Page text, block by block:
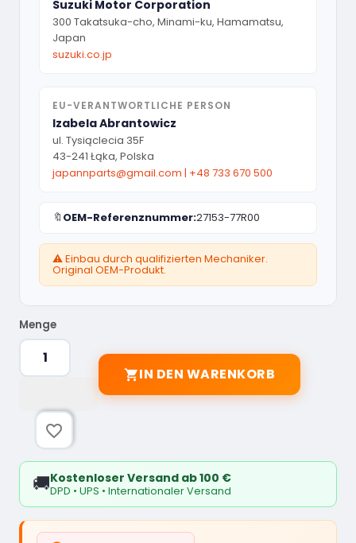
Suzuki Motor Corporation
300 Takatsuka-cho, Minami-ku, Hamamatsu,
Japan
suzuki.co.jp
EU-VERANTWORTLICHE PERSON
Izabela Abrantowicz
ul. Tysiąclecia 35F
43-241 Łąka, Polska
japannparts@gmail.com | +48 733 670 500
🔖 OEM-Referenznummer:27153-77R00
⚠️ Einbau durch qualifizierten Mechaniker.
Original OEM-Produkt.
Menge
IN DEN WARENKORB
favorite_border
🚚Kostenloser Versand ab 100 €
DPD • UPS • Internationaler Versand